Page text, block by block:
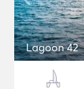
Lagoon 42